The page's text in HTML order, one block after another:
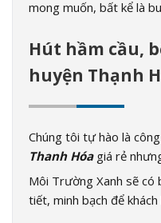
mong muốn, bất kể là
Hút hầm cầu,
huyện Thạnh
Chúng tôi tự hào là
Thanh Hóagiá rẻ
Môi Trường Xanh sẽ có
tiết, minh bạch để